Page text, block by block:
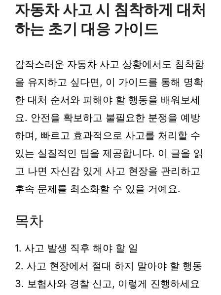
자동차 사고 시 침착하게 대처
하는 초기 대응 가이드
갑작스러운 자동차 사고 상황에서도 침착함
을 유지하고 싶다면, 이 가이드를 통해 명확
한 대처 순서와 피해야 할 행동을 배워보세
요. 안전을 확보하고 불필요한 분쟁을 예방
하며, 빠르고 효과적으로 사고를 처리할 수
있는 실질적인 팁을 제공합니다. 이 글을 읽
고 나면 자신감 있게 사고 현장을 관리하고
후속 문제를 최소화할 수 있을 거예요.
목차
1. 사고 발생 직후 해야 할 일
2. 사고 현장에서 절대 하지 말아야 할 행동
3. 보험사와 경찰 신고, 이렇게 진행하세요